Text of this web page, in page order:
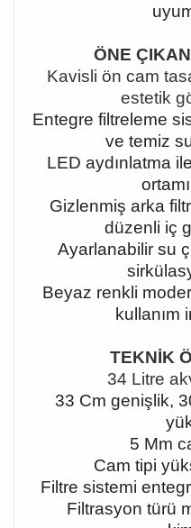
ÖNE
Kavisli ön cam
estetik
Entegre filtreleme
ve temiz
LED aydınlatma
Gizlenmiş arka
düzenli iç
Ayarlanabilir su
Beyaz renkli
kullanım
TEKNİK
34 Litre
33 Cm genişlik,
5 Mm
Cam tipi
Filtre sistemi
Filtrasyon türü